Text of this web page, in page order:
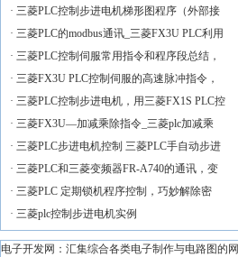
· 三菱PLC控制步进电机梯形图程序（外部接
· 三菱PLC的modbus通讯_三菱FX3U PLC利用
· 三菱PLC控制伺服常用指令和程序段总结，
· 三菱FX3U PLC控制伺服的高速脉冲指令，
· 三菱PLC控制步进电机，用三菱FX1S PLC控
· 三菱FX3U—加减乘除指令_三菱plc加减乘
· 三菱PLC步进电机控制 三菱PLC手自动步进
· 三菱PLC和三菱变频器FR-A740的通讯，变
· 三菱PLC 定期锁机程序控制，巧妙解除密
· 三菱plc控制步进电机实例
电子开发网：汇集综合各类电子制作与电路图的网